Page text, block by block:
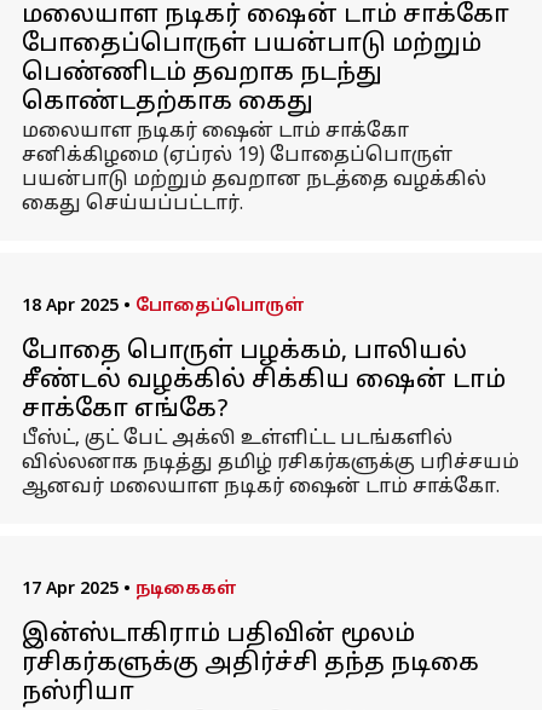
மலையாள நடிகர் ஷைன் டாம் சாக்கோ
போதைப்பொருள் பயன்பாடு மற்றும்
பெண்ணிடம் தவறாக நடந்து
கொண்டதற்காக கைது
மலையாள நடிகர் ஷைன் டாம் சாக்கோ
சனிக்கிழமை (ஏப்ரல் 19) போதைப்பொருள்
பயன்பாடு மற்றும் தவறான நடத்தை வழக்கில்
கைது செய்யப்பட்டார்.
18 Apr 2025 • போதைப்பொருள்
போதை பொருள் பழக்கம், பாலியல்
சீண்டல் வழக்கில் சிக்கிய ஷைன் டாம்
சாக்கோ எங்கே?
பீஸ்ட், குட் பேட் அக்லி உள்ளிட்ட படங்களில்
வில்லனாக நடித்து தமிழ் ரசிகர்களுக்கு பரிச்சயம்
ஆனவர் மலையாள நடிகர் ஷைன் டாம் சாக்கோ.
17 Apr 2025 • நடிகைகள்
இன்ஸ்டாகிராம் பதிவின் மூலம்
ரசிகர்களுக்கு அதிர்ச்சி தந்த நடிகை
நஸ்ரியா